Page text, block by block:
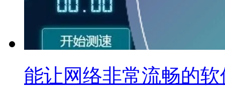
能让网络非常流畅的软